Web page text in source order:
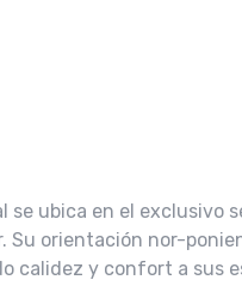
ubica en el exclusivo
orientación nor-
calidez y confort a sus